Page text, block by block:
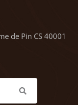
de Pin CS 40001